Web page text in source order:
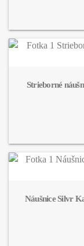
Strieborné
Náušnice Silvr